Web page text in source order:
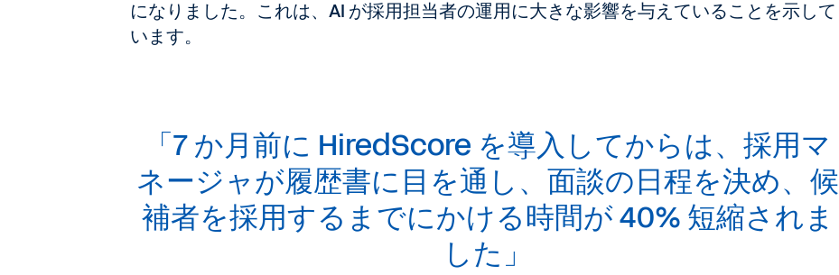
になりました。これは、AI が採用担当者の運用に大きな影響を与えていることを示して
います。
「7 か月前に HiredScore を導入してからは、採用マ
ネージャが履歴書に目を通し、面談の日程を決め、候
補者を採用するまでにかける時間が 40% 短縮されま
した」